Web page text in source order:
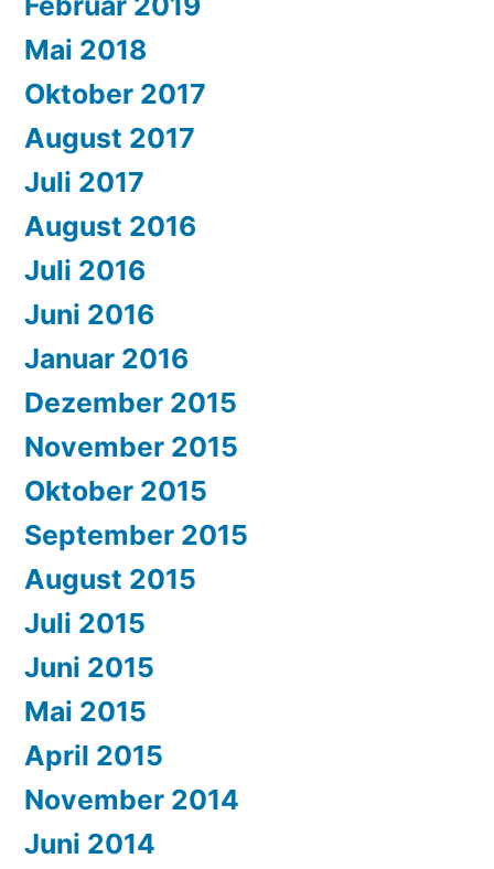
Mai 2018
Oktober 2017
August 2017
Juli 2017
August 2016
Juli 2016
Juni 2016
Januar 2016
Dezember 2015
November 2015
Oktober 2015
September 2015
August 2015
Juli 2015
Juni 2015
Mai 2015
April 2015
November 2014
Juni 2014